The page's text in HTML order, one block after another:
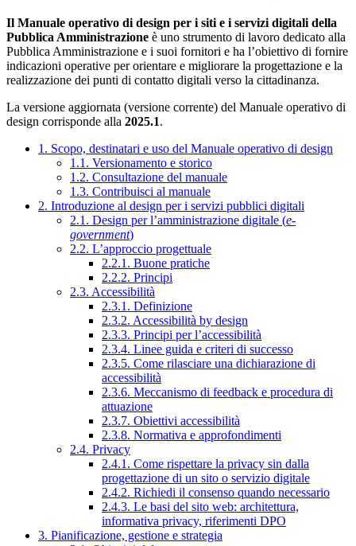
Il Manuale operativo di design per i siti e i servizi digitali della
Pubblica Amministrazione è uno strumento di lavoro dedicato alla
Pubblica Amministrazione e i suoi fornitori e ha l’obiettivo di fornire
indicazioni operative per orientare e migliorare la progettazione e la
realizzazione dei punti di contatto digitali verso la cittadinanza.
La versione aggiornata (versione corrente) del Manuale operativo di
design corrisponde alla 2025.1.
1. Scopo, destinatari e uso del Manuale operativo di design
1.1. Versionamento e storico
1.2. Consultazione del manuale
1.3. Contribuisci al manuale
2. Introduzione al design per i servizi pubblici digitali
2.1. Design per l’amministrazione digitale (e-
government)
2.2. L’approccio progettuale
2.2.1. Buone pratiche
2.2.2. Principi
2.3. Accessibilità
2.3.1. Definizione
2.3.2. Accessibilità by design
2.3.3. Principi per l’accessibilità
2.3.4. Linee guida e criteri di successo
2.3.5. Come rilasciare una dichiarazione di
accessibilità
2.3.6. Meccanismo di feedback e procedura di
attuazione
2.3.7. Obiettivi accessibilità
2.3.8. Normativa e approfondimenti
2.4. Privacy
2.4.1. Come rispettare la privacy sin dalla
progettazione di un sito o servizio digitale
2.4.2. Richiedi il consenso quando necessario
2.4.3. Le basi del sito web: architettura,
informativa privacy, riferimenti DPO
3. Pianificazione, gestione e strategia